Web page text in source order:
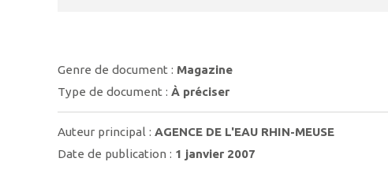
Genre de document : Magazine
Type de document :À préciser
Auteur principal :AGENCE DE L'EAU RHIN-MEUSE
Date de publication : 1 janvier 2007